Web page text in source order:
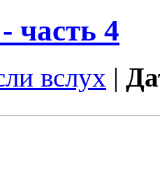
часть 4
вслух |